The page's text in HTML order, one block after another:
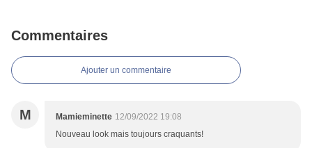
Commentaires
Ajouter un commentaire
M Mamieminette 12/09/2022 19:08
Nouveau look mais toujours craquants!